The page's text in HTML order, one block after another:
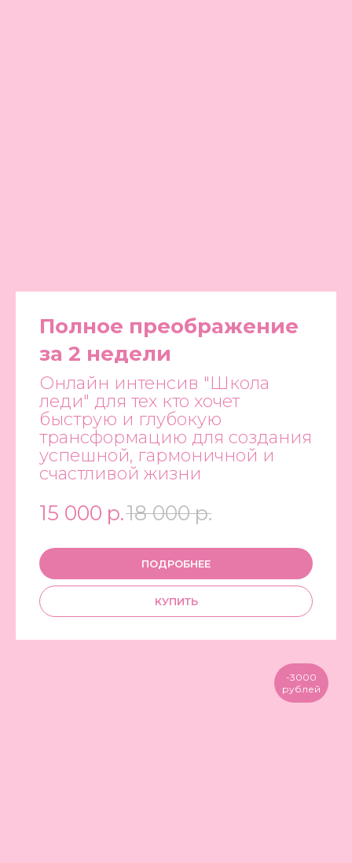
Полное преображение
за 2 недели
Онлайн интенсив "Школа
леди" для тех кто хочет
быструю и глубокую
трансформацию для создания
успешной, гармоничной и
счастливой жизни
15 000 р.18 000р.
ПОДРОБНЕЕ
КУПИТЬ
-3000
рублей